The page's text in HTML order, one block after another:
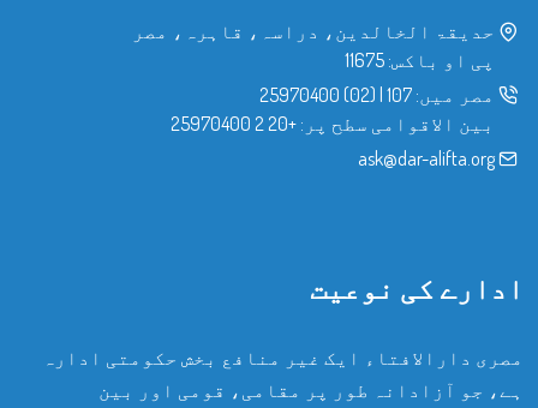
حدیقۃ الخالدین، دراسہ، قاہرہ، مصر
پی او باکس: 11675
مصر میں: 107
|
(02) 25970400
بین الاقوامی سطح پر: +20 2 25970400
ask@dar-alifta.org
ادارے کی نوعیت
مصری دارالافتاء ایک غیر منافع بخش حکومتی ادارہ
ہے، جو آزادانہ طور پر مقامی، قومی اور بین